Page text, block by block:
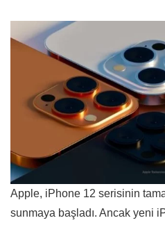
Apple, iPhone 12 serisinin
sunmaya başladı. Ancak yeni